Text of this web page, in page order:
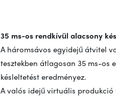
35 ms-os rendkívül alacsony
A háromsávos egyidejű átvitel
tesztekben átlagosan 35 ms-os
késleltetést eredményez.
A valós idejű virtuális produkció